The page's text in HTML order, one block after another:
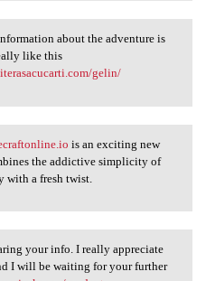
Information
about the adventure is
like this
gelin/
is an exciting new
the addictive simplicity of
with a fresh twist.
your info.
your info. I really appreciate
I will be waiting for your further